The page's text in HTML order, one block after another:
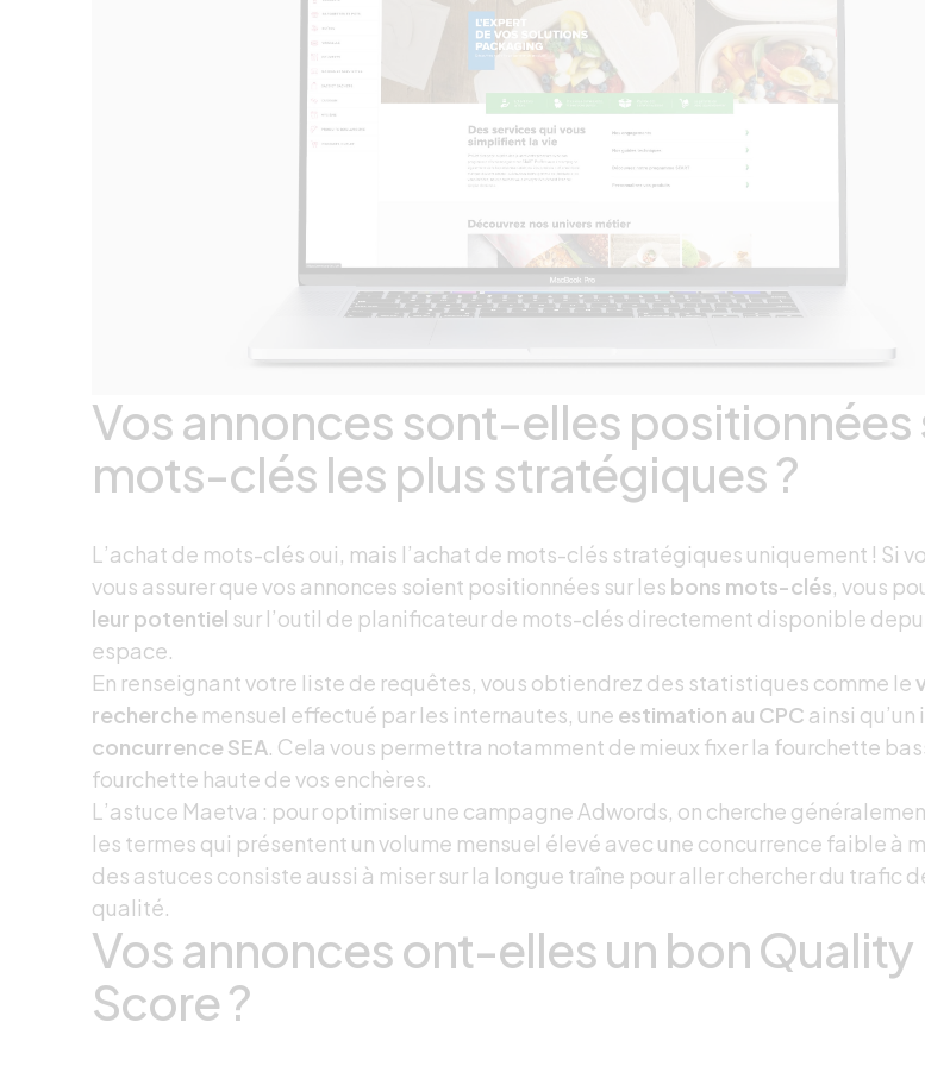
Vos annonces sont-elles positionnées
mots-clés les plus stratégiques ?
L’achat de mots-clés oui, mais l’achat de mots-clés stratégiques uniquement ! Si
vous assurer que vos annonces soient positionnées sur les bons mots-clés, vous
leur potentiel sur l’outil de planificateur de mots-clés directement disponible
espace.
En renseignant votre liste de requêtes, vous obtiendrez des statistiques comme le
recherche mensuel effectué par les internautes, une estimation au CPC ainsi qu’un
concurrence SEA. Cela vous permettra notamment de mieux fixer la fourchette
fourchette haute de vos enchères.
L’astuce Maetva : pour optimiser une campagne Adwords, on cherche
les termes qui présentent un volume mensuel élevé avec une concurrence faible à
des astuces consiste aussi à miser sur la longue traîne pour aller chercher du trafic
qualité.
Vos annonces ont-elles un bon Quality
Score ?